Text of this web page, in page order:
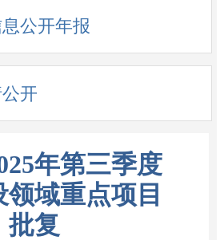
公开年报
开
年第三季度
域重点项目
批复